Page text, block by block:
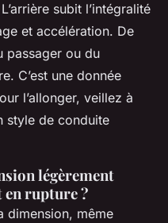
subit l’intégralité
et accélération. De
passager ou du
C’est une donnée
l’allonger, veillez à
style de conduite
légèrement
en rupture ?
dimension, même